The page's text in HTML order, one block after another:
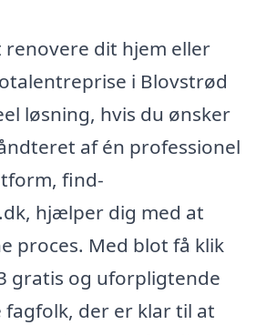
renovere dit hjem eller
i Blovstrød
løsning, hvis du ønsker
af én professionel
find-
hjælper dig med at
proces. Med blot få klik
gratis og uforpligtende
der er klar til at